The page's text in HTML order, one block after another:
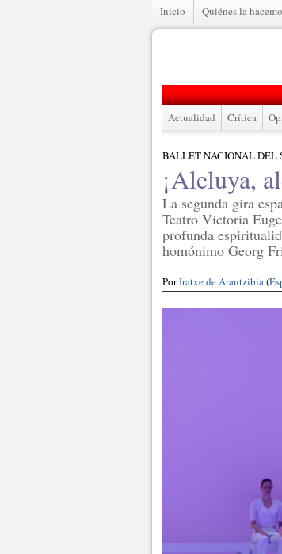
Inicio Quiénes la
Actualidad Crítica
BALLET NACIONAL DEL
¡Aleluya,
La segunda gira
Teatro Victoria
profunda
homónimo Georg
PorIratxe de Arantzibia(